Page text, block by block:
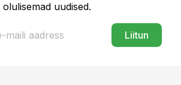
olulisemad uudised.
Liitun